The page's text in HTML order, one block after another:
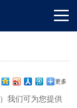
更多
）我们可为您提供